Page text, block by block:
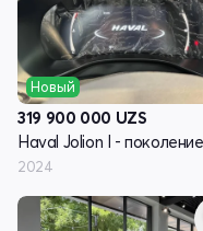
Новый
319 900 000 UZS
2024